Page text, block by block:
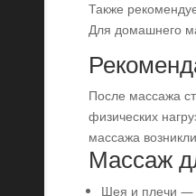
Также
Для домашнего
После массажа
физических
массажа
Массаж
Шея и плечи —